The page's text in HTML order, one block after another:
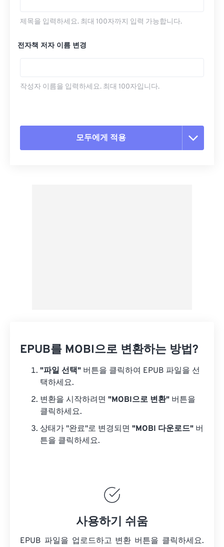
제목을 입력하세요. 최대 100자까지 입력 가능합니다.
전자책 저자 이름 변경
작성자 이름을 입력하세요. 최대 100자입니다.
모두에게 적용
EPUB를 MOBI으로 변환하는 방법?
"파일 선택" 버튼을 클릭하여 EPUB 파일을 선
택하세요.
변환을 시작하려면 "MOBI으로 변환" 버튼을
클릭하세요.
상태가 "완료"로 변경되면 "MOBI 다운로드" 버
튼을 클릭하세요.
사용하기 쉬움
EPUB 파일을 업로드하고 변환 버튼을 클릭하세요.